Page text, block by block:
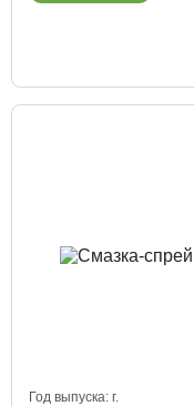
Год выпуска: г.